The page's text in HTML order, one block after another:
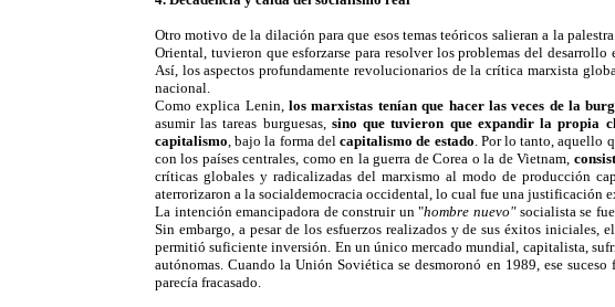
Otro motivo de la dilación para que esos temas teóricos salieran a la
Oriental, tuvieron que esforzarse para resolver los problemas del
Así, los aspectos profundamente revolucionarios de la crítica marxista
nacional.
Como explica Lenin, los marxistas tenían que hacer las veces de la
asumir las tareas burguesas, sino que tuvieron que expandir la propia
capitalismo , bajo la forma delcapitalismo de estado . Por lo tanto, aquello
con los países centrales, como en la guerra de Corea o la de Vietnam,
críticas globales y radicalizadas del marxismo al modo de producción
aterrorizaron a la socialdemocracia occidental, lo cual fue una justificación
La intención emancipadora de construir un "hombre nuevo"socialista se
Sin embargo, a pesar de los esfuerzos realizados y de sus éxitos iniciales,
permitió suficiente inversión. En un único mercado mundial, capitalista,
autónomas. Cuando la Unión Soviética se desmoronó en 1989, ese
parecía fracasado.